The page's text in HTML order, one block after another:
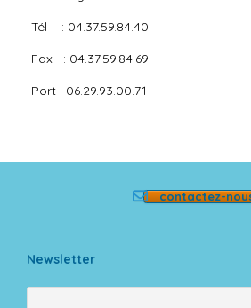
Tél : 04.37.59.84.40
Fax : 04.37.59.84.69
Port : 06.29.93.00.71
contactez-
Newsletter